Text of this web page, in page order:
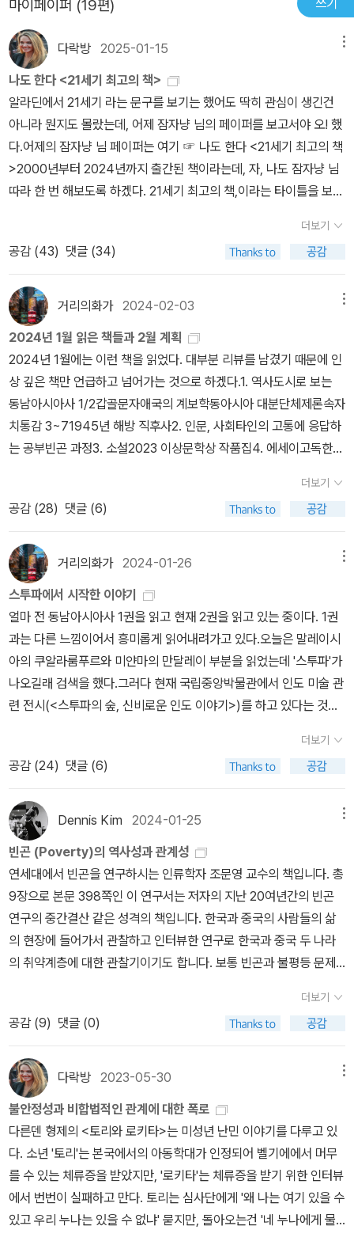
로 번역되었었다. 3-4장은 저자가 오랜 시간 동행한 두 중국 여성에
관한 문화기술지ethnography다. 이 글들은 개인을 그 자체로 세계
로 조명하며 가난이 어떤 식으로 사회적·실존적 분투의 과정이 되는
지를 들여다본다. 타인, 제도, 지식, 매체 등과 연결되는 과정에서 빈
곤을 더 무겁게 짊어지게 된 이들, 소외에 저항하려고 필사적으로 노
력하다 새로운 소외에 직면한 이들은 손쉽게 분류되지도, 약자 내지
피해자로 낙인찍히지도 않는다. 2부는 빈곤 산업과 빈곤 통치의 현장
에서 물리적 결핍에서 실존적 결핍으로 빈곤의 외연을 확장한다. 5-
6장에서는 21세기 글로벌 빈곤 통치가 어떻게 작동하는지 살피며, 실
마사를 자임하는 역설을 논한다. 전략적 이익에 몰두하는 기업, ‘진정
성 게임’을 반복하는 실무자, 타인의 빈곤보다는 자신의 불안을 치유
하고 싶어하는 한국 학생, 빈곤산업의 내부고발자를 자처하는 중국
학생이 뒤엉킨 현장은 빈곤 레짐의 통치성에 대한 정돈된 비판을 거
스른다. 7-8장은 이런 실존의 결핍을 불안정성에 대한 논의로 확장
한다. 7장 「빈곤 전염의 공포」는 중국 둥베이 선양의 한인타운에서 하
향 이동과 실패의 두려움을 안고 살아가는 한국인 이주자들에 관한
문화기술지다. 상호의존이 절실한 이주자들 사이에서 의존이 오염의
표지로 등장한 맥락을 한국인 영세 자영업자, 조선족, 탈북민 관계의
부침 속에서 살핀다. 8장 「말할 수 있는 프레카리아트」엔 저자가 대학
교 수업에서 학생들과 함께 마주한 취약한 존재들 간의 마찰과 위계
가 담겼다. 교육·문화 자본을 갖춘 청년의 불안에 깃든 우울과 열망은
도시 빈민의 취약성과 긴장 속에서 마주친다. 마지막으로 9장 「인류
시대의 빈곤을 ‘어디로 가게 할 것인가’를 질문한다. 지구생활자-파괴
자가 치열하게 붙들어온 ‘발전의 꿈’과 인간의 취약성·유한성이라는
공통의 숙명을 대조하며, 저자는 느린 시간 감각 속에서의 동거를 제
안한다. 그 방법은 역설적이게도 질문에 답하기를 거부하면서 다만
과정에 부단히 동참하는 것일 것이다. 빈곤 연구 20년, 마주침의 긴
장 속에서 저자가 빈곤을 인류학 연구 주제로 삼은 건 (지금까지도 많
은 이가 찾아 읽는) 석사논문 「'가난의 문화' 만들기: 빈민지역에서 ‘가
난’과 ‘복지’의 관계에 대한 연구」를 발표한 2001년부터다. 그러나 그
절 재개발 지역에서의 공부방 활동으로, 혹은 그보다 오래전인 1980
년대 중반 국민학생 시절 철거 현장을 목격한 경험으로 거슬러 올라
가는지도 모른다. 그는 빈곤 문제를 처음으로 진지하게 인식하게 된
때를 자문하며 어렴풋한 장면 하나를 떠올린다. 김포공항 근처에서
국민학교에 다니던 시절이다. 급우들이 1000원씩 모아 문집을 만들
기로 했는데, 방학이 되어도 돈이 다 걷히지 않았다. 수금을 빙자해서
몇몇 친구가 사는 목동을 찾았다. 버스를 타고 목동 오거리에서 내려
얼마쯤 걸었을까. 매캐한 먼지 사이로 아수라가 펼쳐졌다. 분진에 뒤
덮인 소쿠리, 골목에 나뒹구는 냄비, 아이의 울음, 엄마의 통곡, 철거
반원의 욕설이 뒤엉킨 그날의 경관은 뿌연 잔해로, 선명한 충격으로
오랫동안 나를 괴롭혔다.(15-16) 민주화운동, 빈민운동사에서 ‘목동
철거반대 투쟁’으로 기억되는 사건이다. 그로부터 10여 년이 흐른 뒤
리멍덩한 몰골로 잠만 자던 사람들이 사뭇 진지하게 얘기를 주고받으
며 풍경을 탐”하느라 “인류학의 언어가 비집고 들어갈 틈이 없었던”
“밝은 빛, 높은 첨탑, 기계 소리, 몸의 흥분과 들썩거림.” 당시의 광경
을 묘사하며 저자는 오랫동안 떨치지 못한 그 감각을 좀더 구체적인
언어로 설명해낸다. 돌이켜보면, 나를 인류학의 세계로 이끈 것은 머
나먼 지역에 대한 관심도, 인류 보편의 법칙을 발견하겠다는 야심도
아니고, 타자의 행위가 나의 분류 체계를 흔드는 경험이었다.(376)
이러한 경험을 떠올리며 그가 자주 언급하는 단어는 ‘긴장’이다. 복수
複數의 세계에서 하나의 세계가 또 다른 세계를 제대로 대면할 때 발
로 서로를 마주하는 처지에 놓이곤 한다.- P308
마이페이퍼 (19편)
다락방 2025-01-15
나도 한다 <21세기 최고의 책>
알라딘에서 21세기 라는 문구를 보기는 했어도 딱히 관심이 생긴건
아니라 뭔지도 몰랐는데, 어제 잠자냥 님의 페이퍼를 보고서야 오! 했
다.어제의 잠자냥 님 페이퍼는 여기 ☞ 나도 한다 <21세기 최고의 책
>2000년부터 2024년까지 출간된 책이라는데, 자, 나도 잠자냥 님
따라 한 번 해보도록 하겠다. 21세기 최고의 책,이라는 타이틀을 보자
는 이 책을 두 번 읽었고 읽을 때마다 감탄했다.같은 일을 겪고도 그것
을 어떻게 생각하고 또 그것으로부터 어디까지 뻗어나갈 수 있는지는
각자에게 다를텐데, 통찰이라는 면에서 봤을 때 레이첼 모랜은 최고
의 경지에 이른게 아닌가 싶다.성매매에 어떻게 들어서게 됐는지, 거
기에서 어떤 일들을 겪었는지, 그리고 그 모든 과정에서 레이첼 모랜
이 보고 느끼고 생각한 것이 이 책에서 굉장히 깊고 넓게 펼쳐진다.돈
을 받고 성을 팔 수밖에 없는 여성과 그녀들에게 성을 구매하는 남성
들 모두가 점점 더 타락할 수 밖에 없는 '타락의 상호작용' 부분은 특
히나 인상깊었다.이 책과 같이 읽을 책들이라면 이런 책들이 있다. 두
번째 책은 '애나 칭'의 《세계 끝의 버섯》.도대체 버섯으로 무슨 이야기
를 한다는걸까. 세상 어딘가에서 버섯으로 인문학 책을 쓰는 사람이
있다는 사실 자체가 신기했는데, 이 책을 펼치니 와, 놀라운 이야기가
가득했다.인간의 간섭이 어떤 생명에게 파괴를 가져오지만 또 어떤
버섯 채집이 그러나 채집꾼들의 손을 떠나 자본주의 세계로 들어오
고, 최종적으로 일본인에게로 가 선물이 될 때 다시 자본주의에서 멀
어지는. 세계가 어떻게든 어떤 식으로든 얽힐 수밖에 없는 과정을 보
는 것은 내내 흥미진진했다.이 책도 두 번 읽었다. 사실 가장 먼저 떠
올린 한국 소설은 '박경리'의 《토지》였지만, 그 책은 2000년 이전에
쓰여진 작품이라 패쓰. 사람들이 이승우의 소설 중 무얼 먼저 읽을까,
를 내게 물을 때, 나는 이 책, 《일식에 대하여》에 실린 단편 <고산지
대>를 추천한다. 일단, 이것만 읽어봐, 라고.이승우가 쓰는 소설은 다
다는 이승우 고유의 문장이 차지하는게 좀 더 크긴한데, 그 뛰어난 문
장들로 숙연한 이야기를 담아낸 게 <고산지대>이다. 고산지대의 마
지막을 읽노라면, 소름이 돋는다.'최고의 책'이라고 해서 <고산지대>
가 실린 이 책을 선택하긴 했지만, 사실 나는 이승우의 《사랑이 한
일》을 굉장히, 개인적으로 좋아한다. 아브라함과 아들의 이야기, 그리
고 하갈의 이야기를 이승우 식으로 다시 쓰기한 것이, 그 안에 담긴 고
민과 정서가 그리고 사랑이 너무너무 좋다. 네번째는 '아다니아 쉬블
리'의 《사소한 일》.아, 바로 이 맛에 문학을 읽는거야, 문학은 이런 일
을 할 수 있어! 라고 감탄하며 읽었던 책이다.팔레스타인 작가가 쓴 전
쟁과 그 안의 인간에 대한 이야기, 그리고 시간이 지나도 여전히 그대
로인 상황에 대한 이야기. 어떤 지점에서 분명 괴롭지만, 그러나 그 괴
의 《인간 섬》.현재를 사는 사람들중 대부분은 난민의 존재를 뉴스에
서만 접하고 나랑은 거리가 멀다고 생각할텐데, 분명 어딘가에 어려
운 삶이 있다는 걸 알고 있다면, 그 삶을 잘 들여다보아야 그 다음으로
갈 수 있는게 아닐까 싶어서 읽어보게 된 책이다.사실 계기는 소설이
었다.'카밀라 그레베'의 《애프터 쉬즈 곤》에는 난민에 대한 혐오를 가
지고 있던 인물이 그 자신이 난민이었음을 깨닫게 되는 장면이 있다.
어딘가에서 일어나고 있는 일이라면 바로 여기에서도 일어날 수 있는
일이고, 등장인물의 '내가?' 를 보고 난민에 대해 너무 모르고 살지는
말자, 하고 장 지글러를 읽게 되었다.나는 우리가 이 책을 읽어봐야 한
다고 생각한다. 여섯번째 책은 '게일 다인스'의 《포르노랜드》2000년
더보기
공감 (43) 댓글 (34)
거리의화가2024-02-03
2024년 1월 읽은 책들과 2월 계획
2024년 1월에는 이런 책을 읽었다. 대부분 리뷰를 남겼기 때문에 인
상 깊은 책만 언급하고 넘어가는 것으로 하겠다.1. 역사도시로 보는
동남아시아사 1/2갑골문자애국의 계보학동아시아 대분단체제론속자
치통감 3~71945년 해방 직후사2. 인문, 사회타인의 고통에 응답하
는 공부빈곤 과정3. 소설2023 이상문학상 작품집4. 에세이고독한
읽었다. <도시로 보는 동남아시아사>는 작년 말 현대의 아시아사를
읽고 나서 동남아시아사의 입문서 성격으로 읽은 것이다. '도시'를 주
제로 하여 동남아시아를 접근하는 것이 특징이다. 1권에 등장하는 도
시들은 특히 생소한 경우가 많아서 놀랐다. 2권의 도시들은 국가의
수도를 다루고 있어서 1권과는 다른 느낌이었다(13개의 도시 중 5개
가 그렇다). 도시별로 저자가 다르기 때문에 글쓰는 방식이 다르다.
어떤 저자는 일반적인 여행서의 접근 방식을 취한다면 다른 저자는
사람들의 삶에 초점을 맞추고 또 다른 저자는 역사와 문화, 유물을 충
실히 설명하는 식이다. 스타일은 다르지만 대부분 각 도시가 어떻게
탄생했고 발전했는지, 그곳 사람들은 어떻게 살아가는지, 어떤 곳이
유명하고 먹거리는 무엇이 있는지 등 많은 정보들을 담고 있다. 그래
서 이 책은 한 번에 읽기보다는 도시별로 끊어 읽거나 같은 저자가 쓴
도시들을 묶어서 읽는 것을 조심스레 추천한다.<갑골문자>는 1990
담았다. 더불어 중국의 유물과 문자에 관한 기원에 대해서도 전한다.
다큐멘터리나 논픽션 등을 평소 잘 본다면 지루하지 않게 읽을 수 있
고 중국 현대사에 관심이 있다면 더 흥미롭게 읽을 수 있을 것 같다.
당시 중국과 미국-서방 간 외교적 갈등, 9.11 테러 이후 확실해진 미
국인의 이슬람 극단주의자 혐오를 비롯하여 중국 주변 세계의 정보를
확인할 수 있고 단속을 위해 신장 등 중국 내부를 취합하려는 모습도
확인 가능하다. 당시 중국 사람들의 삶의 모습을 간접적으로 들여다
보며 한국의 과거를 보는 듯한 향수를 느낄 수도 있었다. <속자치통
(더불어 주변국과의 관계)를 확인하기 위해 작년 말부터 읽기 시작했
다. 고려의 역사와 주변국과의 역사를 확인하면서 보완하는데 꽤나
도움을 받고 있다. 앞부분에는 번역본을 싣고 뒷부분에는 원문과 함
께 실려 있으며 분량 자체가 길지 않아 마음에 든다. <1945년 해방
직후사>는 말해 무엇하랴. 이 달의 원픽으로 뽑을 수밖에 없는 책이
다. 가장 흥미롭게 읽었으며 읽는 내내 후속 공부를 떠올릴 수밖에 없
게 만들었다. 인문, 사회 분야의 책들 2권은 모두 좋았다. 이런 책들을
읽으며 주변을 다시 한번 돌아보고 잠시나마 반성하는 시간을 갖는
다. 주변에 있지만 외면하는 일들이 비일비재한데 문제는 이것이 나
에게도 언제든 닥칠 수 있는 일임에도 돌아보지 않는다는데 있다. 간
만에 한국 단편 소설을 읽었고 좋은 에세이를 읽었다. 가슴이 말랑말
더보기
공감 (28) 댓글 (6)
거리의화가2024-01-26
스투파에서 시작한 이야기
얼마 전 동남아시아사 1권을 읽고 현재 2권을 읽고 있는 중이다. 1권
과는 다른 느낌이어서 흥미롭게 읽어내려가고 있다.오늘은 말레이시
아의 쿠알라룸푸르와 미얀마의 만달레이 부분을 읽었는데 '스투파'가
나오길래 검색을 했다.그러다 현재 국립중앙박물관에서 인도 미술 관
련 전시(<스투파의 숲, 신비로운 인도 이야기>)를 하고 있다는 것을
흔치 않은 주제의 전시인 것 같아서 호기심이 갔다.작년 12월에 오픈
을 해서 올해 4월 중순까지 한다. 아쉽게도 얼리버드 기간이 끝나 이
제는 매달 마지막주 수요일이 아니면 정가지만 착한 가격이라 상관
없다. 미리 다녀온 사람의 후기를 찾아 보면서 구성도 흥미롭지만 내
용에 집중할 수 있도록 신경 쓴 조명이나 배치도 눈에 들어왔다. 만약
검색을 하지 않았다면 전시를 지나치고 놓쳤을 것이다. 예전에는 주
기적으로 국립중앙박물관에 가서 전시를 보고 강연을 듣기도 했는데
이제는... 이번에 가게 된다면 몇 년만에 가게 되는 것이라 여행하는
느낌으로 가게 될 것 같다. 인도 미술을 아예 모르기 때문에 가기 전
에 인도 미술 관련 책을 읽어보고 가는 것이 관람을 더 즐겁게 하는 방
법이겠지.이 시리즈는 진작 찜해둔 것인데 우선 순위에 밀려 아직도
한 권도 읽지 못했다.1권을 읽고 마음에 들면 이어서 읽어봐야지.이번
주 내내 춥더니 그나마 오늘 낮에는 햇빛 때문에 살 것 같구나.햋빛 쬐
들었다. 그리고 오늘은 금요일! 금요일은 어쨌든 금요일이다. 얼마 전
도서관에서 대출을 3권 빌렸는데 1권만 완독하고 1권은 진행중이고 1
권은 아직 시작도 못했다. 일주일 연장했는데 대출 기간이 또 임박...!
역시 도서관 대출은 2권까지가 적당한 것 같다. 3권 넘어가면 힘들
군...이 책들 포함해서 주말에는 열독하는 것으로^^;
더보기
공감 (24) 댓글 (6)
Dennis Kim 2024-01-25
빈곤 (Poverty)의 역사성과 관계성
연세대에서 빈곤을 연구하시는 인류학자 조문영 교수의 책입니다. 총
9장으로 본문 398쪽인 이 연구서는 저자의 지난 20여년간의 빈곤
연구의 중간결산 같은 성격의 책입니다. 한국과 중국의 사람들의 삶
의 현장에 들어가서 관찰하고 인터뷰한 연구로 한국과 중국 두 나라
의 취약계층에 대한 관찰기이기도 합니다. 보통 빈곤과 불평등 문제
준 책이 아닌가 싶습니다. 특히 의존(dependency)을 부정적으로
바라보는 사회적 통념에 맞서 사실 이 세상의 누구도 상대방에 대한
의존없이 살기 힘들다는 지극한 명제를 상기시켜주는 대목은 인상적
이었습니다(p64). 개인이 가족에 의존하거나 속한 공동체에 의존하
는 건 사실 너무나 당연한 일인데 경제개발이 시작된 한국에서 스스
로 살수 없는 사람들을 무능력하다고 ‘낙인(烙印)을 찍고 경멸해 온
것은 아닌지 말입니다. 마지막 9장은 코로나 19 팬데믹과 기후위기
로 서구의 학자들이 개념화하기 시작한 인류세 (Anthropocene, 人
類世)시대에서의 빈곤에 대한 담론으로 단순히 인간사이에서의 빈
곤 뿐만 아니라 인간과 비인간사이의 관계를 인식하는 새로운 주장을
더보기
공감 (9) 댓글 (0)
다락방 2023-05-30
불안정성과 비합법적인 관계에 대한 폭로
다른덴 형제의 <토리와 로키타>는 미성년 난민 이야기를 다루고 있
다. 소년 '토리'는 본국에서의 아동학대가 인정되어 벨기에에서 머무
를 수 있는 체류증을 받았지만, '로키타'는 체류증을 받기 위한 인터뷰
에서 번번이 실패하고 만다. 토리는 심사단에게 '왜 나는 여기 있을 수
있고 우리 누나는 있을 수 없냐' 묻지만, 돌아오는건 '네 누나에게 물